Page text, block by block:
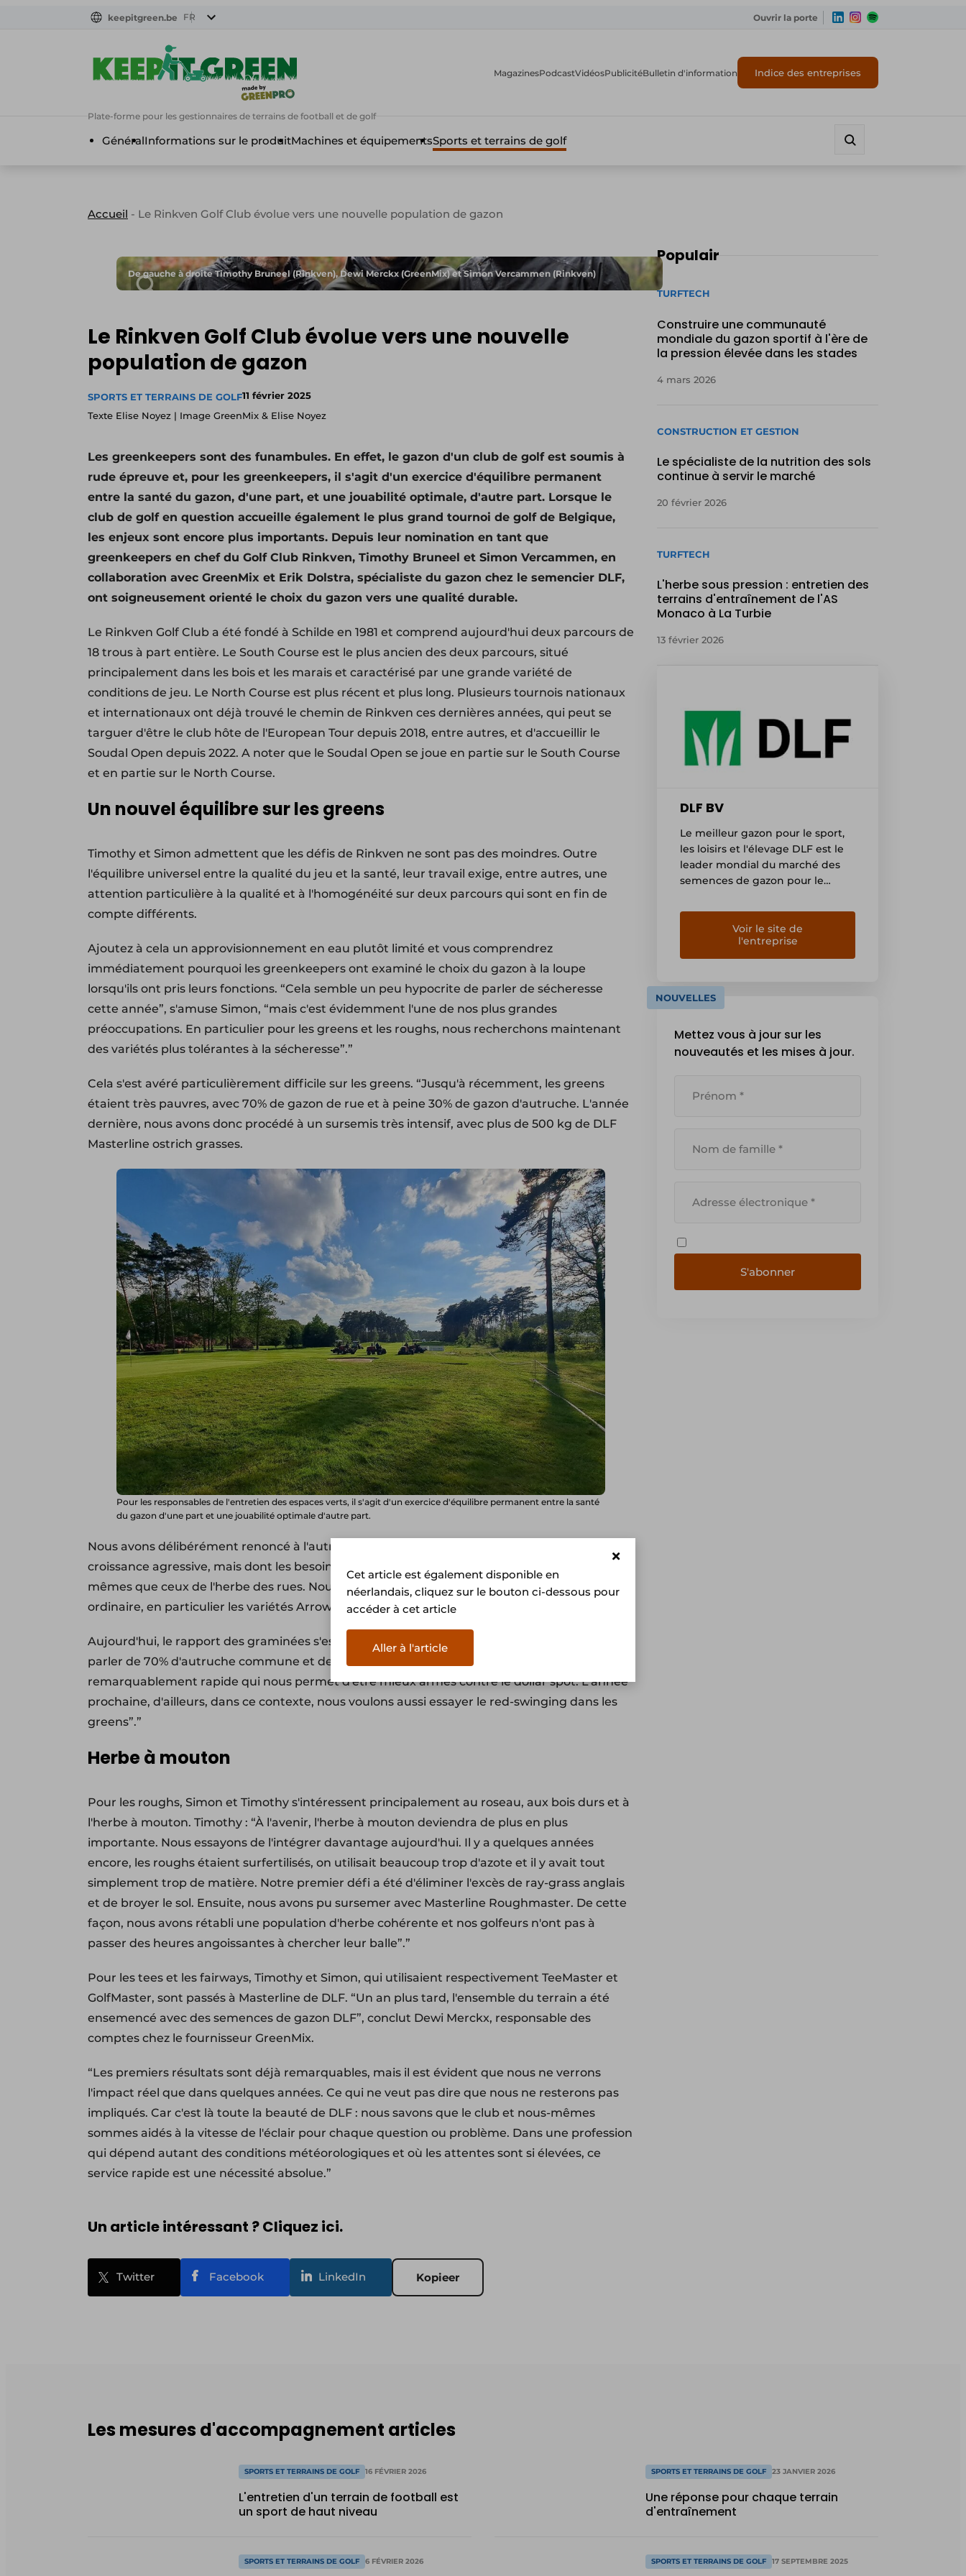
Cet article est également disponible en
néerlandais, cliquez sur le bouton ci-dessous pour
accéder à cet article
Aller à l'article
keepitgreen.be FR Ouvrir la porte
Plate-forme pour les gestionnaires de terrains de football et de golf
MagazinesPodcastVidéosPublicitéBulletin d'information Indice des entreprises
GénéralInformations sur le produitMachines et équipementsSports et terrains de golf
Accueil - Le Rinkven Golf Club évolue vers une nouvelle population de gazon
De gauche à droite Timothy Bruneel (Rinkven), Dewi Merckx (GreenMix) et Simon Vercammen (Rinkven)
Le Rinkven Golf Club évolue vers une nouvelle
population de gazon
SPORTS ET TERRAINS DE GOLF11 février 2025
Texte Elise Noyez | Image GreenMix & Elise Noyez
Les greenkeepers sont des funambules. En effet, le gazon d'un club de golf est soumis à
rude épreuve et, pour les greenkeepers, il s'agit d'un exercice d'équilibre permanent
entre la santé du gazon, d'une part, et une jouabilité optimale, d'autre part. Lorsque le
club de golf en question accueille également le plus grand tournoi de golf de Belgique,
les enjeux sont encore plus importants. Depuis leur nomination en tant que
greenkeepers en chef du Golf Club Rinkven, Timothy Bruneel et Simon Vercammen, en
collaboration avec GreenMix et Erik Dolstra, spécialiste du gazon chez le semencier DLF,
ont soigneusement orienté le choix du gazon vers une qualité durable.
Le Rinkven Golf Club a été fondé à Schilde en 1981 et comprend aujourd'hui deux parcours de
18 trous à part entière. Le South Course est le plus ancien des deux parcours, situé
principalement dans les bois et les marais et caractérisé par une grande variété de
conditions de jeu. Le North Course est plus récent et plus long. Plusieurs tournois nationaux
et internationaux ont déjà trouvé le chemin de Rinkven ces dernières années, qui peut se
targuer d'être le club hôte de l'European Tour depuis 2018, entre autres, et d'accueillir le
Soudal Open depuis 2022. A noter que le Soudal Open se joue en partie sur le South Course
et en partie sur le North Course.
Un nouvel équilibre sur les greens
Timothy et Simon admettent que les défis de Rinkven ne sont pas des moindres. Outre
l'équilibre universel entre la qualité du jeu et la santé, leur travail exige, entre autres, une
attention particulière à la qualité et à l'homogénéité sur deux parcours qui sont en fin de
compte différents.
Ajoutez à cela un approvisionnement en eau plutôt limité et vous comprendrez
immédiatement pourquoi les greenkeepers ont examiné le choix du gazon à la loupe
lorsqu'ils ont pris leurs fonctions. “Cela semble un peu hypocrite de parler de sécheresse
cette année”, s'amuse Simon, “mais c'est évidemment l'une de nos plus grandes
préoccupations. En particulier pour les greens et les roughs, nous recherchons maintenant
des variétés plus tolérantes à la sécheresse”.”
Cela s'est avéré particulièrement difficile sur les greens. “Jusqu'à récemment, les greens
étaient très pauvres, avec 70% de gazon de rue et à peine 30% de gazon d'autruche. L'année
dernière, nous avons donc procédé à un sursemis très intensif, avec plus de 500 kg de DLF
Masterline ostrich grasses.
Pour les responsables de l'entretien des espaces verts, il s'agit d'un exercice d'équilibre permanent entre la santé
du gazon d'une part et une jouabilité optimale d'autre part.
Nous avons délibérément renoncé à l'autruche blanche, qui présente certes l'avantage d'une
croissance agressive, mais dont les besoins en eau et en nutriments sont pratiquement les
mêmes que ceux de l'herbe des rues. Nous avons plutôt utilisé de l'herbe d'autruche
ordinaire, en particulier les variétés Arrowtown et Cleek.
Aujourd'hui, le rapport des graminées s'est déjà complètement inversé et nous pouvons
parler de 70% d'autruche commune et de 30% d'herbe des rues. C'est un résultat
remarquablement rapide qui nous permet d'être mieux armés contre le dollar spot. L'année
prochaine, d'ailleurs, dans ce contexte, nous voulons aussi essayer le red-swinging dans les
greens”.”
Herbe à mouton
Pour les roughs, Simon et Timothy s'intéressent principalement au roseau, aux bois durs et à
l'herbe à mouton. Timothy : “À l'avenir, l'herbe à mouton deviendra de plus en plus
importante. Nous essayons de l'intégrer davantage aujourd'hui. Il y a quelques années
encore, les roughs étaient surfertilisés, on utilisait beaucoup trop d'azote et il y avait tout
simplement trop de matière. Notre premier défi a été d'éliminer l'excès de ray-grass anglais
et de broyer le sol. Ensuite, nous avons pu sursemer avec Masterline Roughmaster. De cette
façon, nous avons rétabli une population d'herbe cohérente et nos golfeurs n'ont pas à
passer des heures angoissantes à chercher leur balle”.”
Pour les tees et les fairways, Timothy et Simon, qui utilisaient respectivement TeeMaster et
GolfMaster, sont passés à Masterline de DLF. “Un an plus tard, l'ensemble du terrain a été
ensemencé avec des semences de gazon DLF”, conclut Dewi Merckx, responsable des
comptes chez le fournisseur GreenMix.
“Les premiers résultats sont déjà remarquables, mais il est évident que nous ne verrons
l'impact réel que dans quelques années. Ce qui ne veut pas dire que nous ne resterons pas
impliqués. Car c'est là toute la beauté de DLF : nous savons que le club et nous-mêmes
sommes aidés à la vitesse de l'éclair pour chaque question ou problème. Dans une profession
qui dépend autant des conditions météorologiques et où les attentes sont si élevées, ce
service rapide est une nécessité absolue.”
Un article intéressant ? Cliquez ici.
Twitter Facebook LinkedIn Kopieer
Populair
TURFTECH
Construire une communauté
mondiale du gazon sportif à l'ère de
la pression élevée dans les stades
4 mars 2026
CONSTRUCTION ET GESTION
Le spécialiste de la nutrition des sols
continue à servir le marché
20 février 2026
TURFTECH
L'herbe sous pression : entretien des
terrains d'entraînement de l'AS
Monaco à La Turbie
13 février 2026
DLF BV
Le meilleur gazon pour le sport,
les loisirs et l'élevage DLF est le
leader mondial du marché des
semences de gazon pour le
une part de marché de 50% en
Europe et de 30% dans le monde,
il y a de fortes chances que
l'herbe que vous appréciez dans
nos semences de gazon. Si vous
aimez le sport, vous avez
Voir le site de
l'entreprise
NOUVELLES
Mettez vous à jour sur les
nouveautés et les mises à jour.
Les mesures d'accompagnement articles
SPORTS ET TERRAINS DE GOLF 16 FÉVRIER 2026
L'entretien d'un terrain de football est
un sport de haut niveau
SPORTS ET TERRAINS DE GOLF 6 FÉVRIER 2026
SPORTS ET TERRAINS DE GOLF 23 JANVIER 2026
Une réponse pour chaque terrain
d'entraînement
SPORTS ET TERRAINS DE GOLF 17 SEPTEMBRE 2025